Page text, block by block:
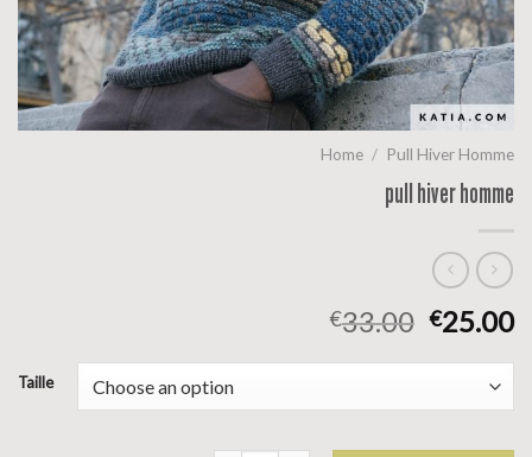
Home / Pull Hiver Homme
pull hiver homme
€33.00 €25.00
Taille